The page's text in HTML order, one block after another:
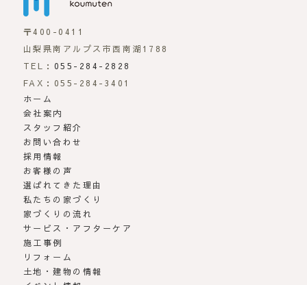
〒400-0411
山梨県南アルプス市西南湖1788
TEL： 055-284-2828
FAX：055-284-3401
ホーム
会社案内
スタッフ紹介
お問い合わせ
採用情報
お客様の声
選ばれてきた理由
私たちの家づくり
家づくりの流れ
サービス・アフターケア
施工事例
リフォーム
土地・建物の情報